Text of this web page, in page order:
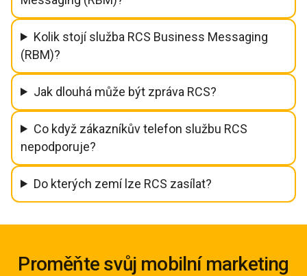
Kolik stojí služba RCS Business Messaging
(RBM)?
Jak dlouhá může být zpráva RCS?
Co když zákazníkův telefon službu RCS
nepodporuje?
Do kterých zemí lze RCS zasílat?
Proměňte svůj mobilní marketing